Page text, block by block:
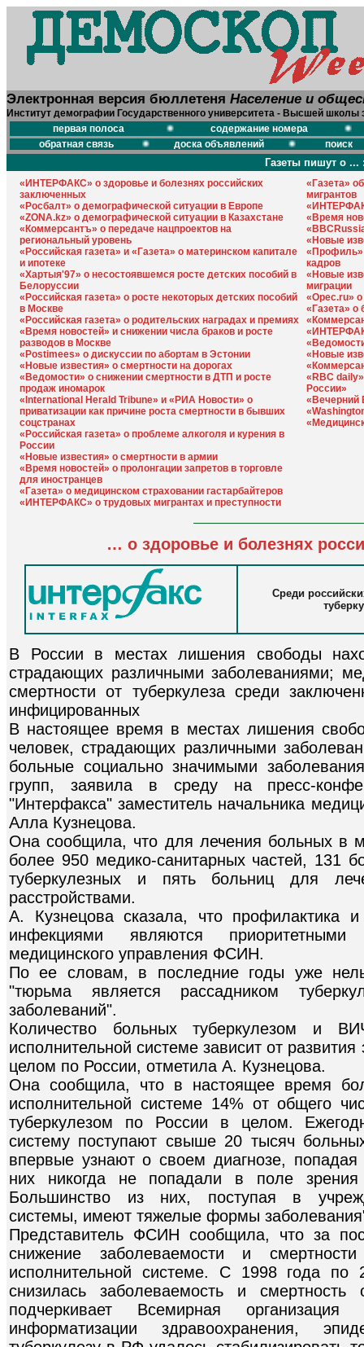
Электронная версия бюллетеня Население и
Институт демографии Государственного университета - Высшей школы
первая полоса
содержание номера
обратная связь
доска объявлений поиск
Газеты пишут о ...
«ИНТЕРФАКС» о здоровье и болезнях российских
заключенных
«Росбалт» о демографической ситуации в Европе
«ZONA.kz» о демографической ситуации в Казахстане
«Коммерсантъ» о передаче нацпроектов на
региональный уровень
«Российская газета» и «Газета» о материнском капитале
и ипотеке
«Хартыя'97» о несостоявшемся росте детских пособий в
Белоруссии
«Российская газета» о росте некоторых детских пособий
в Москве
«Российская газета» о родительских наградах и премиях
«Время новостей» и снижении числа браков и росте
разводов в Москве
«Postimees» о дискуссии по абортам в Эстонии
«Новые известия» о смертности на дорогах
«Ведомости» о снижении смертности в ДТП и росте
продаж иномарок
«International Herald Tribune» и «РИА Новости» о
приватизации как причине роста смертности в бывших
соцстранах
«Российская газета» о проблеме алкоголя и курения в
России
«Новые известия» о смертности в армии
«Время новостей» о пролонгации запретов в торговле
для иностранцев
«Газета» о медицинском страховании гастарбайтеров
«ИНТЕРФАКС» о трудовых мигрантах и преступности
«Газета»
мигрантов
«Время
«Новые
«Профиль»
кадров
«Новые
миграции
«Opec.ru»
«Газета» о
«Новые
«RBC
России»
«Вечерний
… о здоровье и болезнях
Среди
В России в местах лишения свободы
страдающих различными заболеваниями;
смертности от туберкулеза среди
инфицированных
В настоящее время в местах лишения
человек, страдающих различными
больные социально значимыми
групп, заявила в среду на пресс-
"Интерфакса" заместитель начальника
Алла Кузнецова.
Она сообщила, что для лечения больных в
более 950 медико-санитарных частей, 131
туберкулезных и пять больниц для
расстройствами.
А. Кузнецова сказала, что профилактика
инфекциями являются приоритетными
медицинского управления ФСИН.
По ее словам, в последние годы уже
"тюрьма является рассадником
заболеваний".
Количество больных туберкулезом и
исполнительной системе зависит от
целом по России, отметила А. Кузнецова.
Она сообщила, что в настоящее время
исполнительной системе 14% от общего
туберкулезом по России в целом.
систему поступают свыше 20 тысяч
впервые узнают о своем диагнозе,
них никогда не попадали в поле зрения
Большинство из них, поступая в
системы, имеют тяжелые формы
Представитель ФСИН сообщила, что за
снижение заболеваемости и
исполнительной системе. С 1998 года
снизилась заболеваемость и
подчеркивает Всемирная
информатизации здравоохранения,